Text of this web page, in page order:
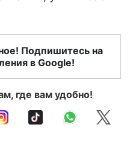
Подпишитесь на
в Google!
где вам удобно!